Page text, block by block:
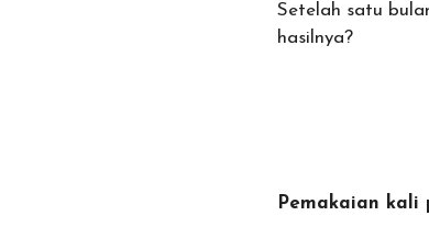
Setelah satu
hasilnya?
Pemakaian kali